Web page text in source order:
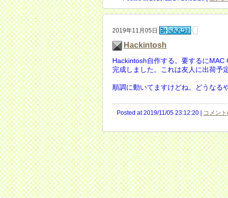
2019年11月05日
Hackintosh
Hackintosh自作する。要するに
完成しました。これは友人に出荷予
順調に動いてますけどね。どうなる
Posted at 2019/11/05 23:12:20 | コメン